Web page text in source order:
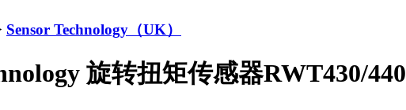
Sensor Technology（UK）
旋转扭矩传感器RWT430/440